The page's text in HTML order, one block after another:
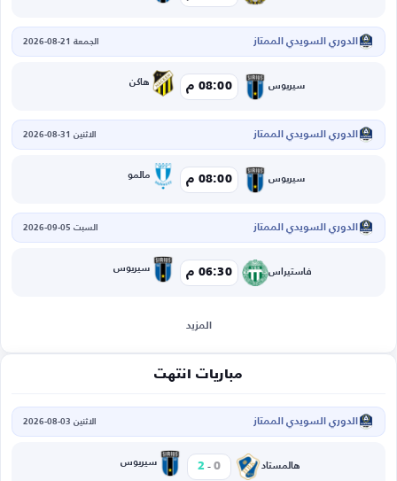
الدوري السويدي الممتاز الجمعة 21-08-2026
سيريوس 08:00 م هاكن
الدوري السويدي الممتاز الاثنين 31-08-2026
سيريوس 08:00 م مالمو
الدوري السويدي الممتاز السبت 05-09-2026
فاستيراس 06:30 م سيريوس
المزيد
مباريات انتهت
الدوري السويدي الممتاز الاثنين 03-08-2026
هالمستاد 0
-
2 سيريوس